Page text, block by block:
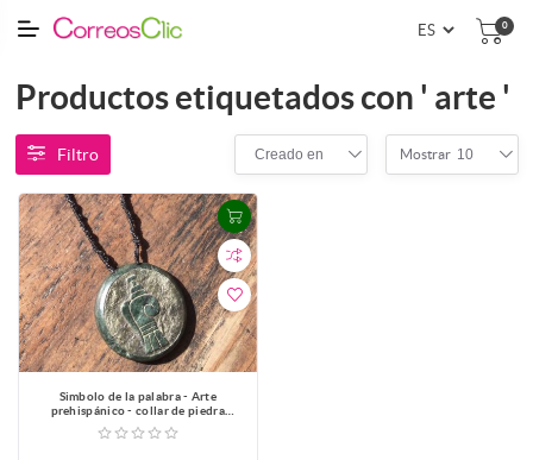
0
Productos etiquetados con ' arte '
Filtro Creado en Mostrar 10
Simbolo de la palabra - Arte
prehispánico - collar de piedra
serpentina estilo jade guatemalteco